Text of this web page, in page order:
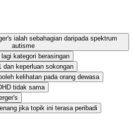
ialah sebahagian daripada spektrum
autisme
kategori berasingan
dan keperluan sokongan
kelihatan pada orang dewasa
tidak sama
jika topik ini terasa peribadi